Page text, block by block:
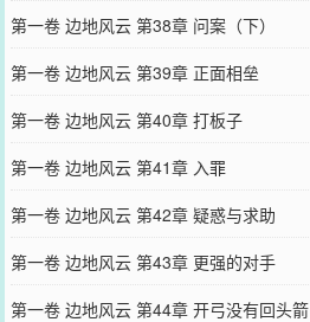
第一卷 边地风云 第38章 问案（下）
第一卷 边地风云 第39章 正面相垒
第一卷 边地风云 第40章 打板子
第一卷 边地风云 第41章 入罪
第一卷 边地风云 第42章 疑惑与求助
第一卷 边地风云 第43章 更强的对手
第一卷 边地风云 第44章 开弓没有回头箭